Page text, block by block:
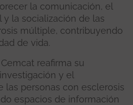
la comunicación, el
y la socialización de las
múltiple, contribuyendo
de vida.
reafirma su
y el
las personas con esclerosis
espacios de información